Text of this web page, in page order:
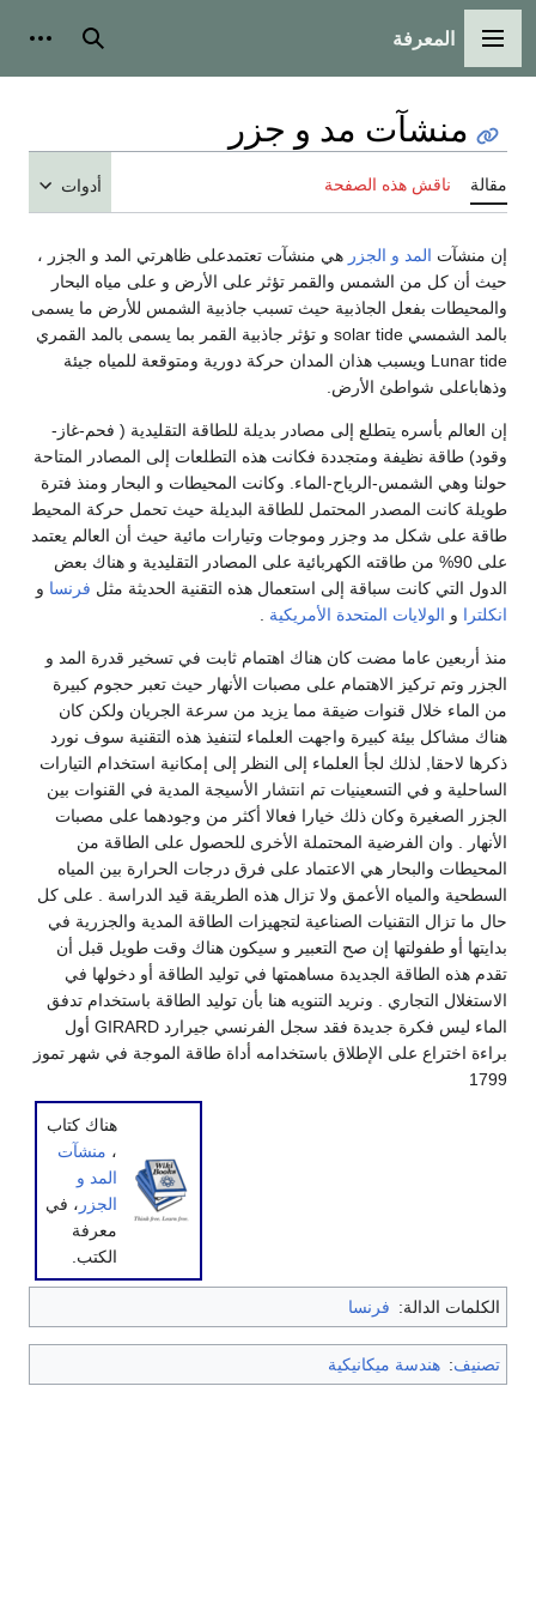
القائمة الرئيسية
المعرفة بحث
منشآت مد و جزر
مقالة ناقش هذه الصفحة أدوات
إن منشآت المد و الجزر هي منشآت تعتمدعلى ظاهرتي المد و الجزر ،
حيث أن كل من الشمس والقمر تؤثر على الأرض و على مياه البحار
والمحيطات بفعل الجاذبية حيث تسبب جاذبية الشمس للأرض ما يسمى
بالمد الشمسي solar tide و تؤثر جاذبية القمر بما يسمى بالمد القمري
Lunar tide ويسبب هذان المدان حركة دورية ومتوقعة للمياه جيئة
وذهاباعلى شواطئ الأرض.
إن العالم بأسره يتطلع إلى مصادر بديلة للطاقة التقليدية ( فحم-غاز-
وقود) طاقة نظيفة ومتجددة فكانت هذه التطلعات إلى المصادر المتاحة
حولنا وهي الشمس-الرياح-الماء. وكانت المحيطات و البحار ومنذ فترة
طويلة كانت المصدر المحتمل للطاقة البديلة حيث تحمل حركة المحيط
طاقة على شكل مد وجزر وموجات وتيارات مائية حيث أن العالم يعتمد
على 90% من طاقته الكهربائية على المصادر التقليدية و هناك بعض
الدول التي كانت سباقة إلى استعمال هذه التقنية الحديثة مثل فرنسا و
انكلترا و الولايات المتحدة الأمريكية
منذ أربعين عاما مضت كان هناك اهتمام ثابت في تسخير قدرة المد و
الجزر وتم تركيز الاهتمام على مصبات الأنهار حيث تعبر حجوم كبيرة
من الماء خلال قنوات ضيقة مما يزيد من سرعة الجريان ولكن كان
هناك مشاكل بيئة كبيرة واجهت العلماء لتنفيذ هذه التقنية سوف نورد
ذكرها لاحقا, لذلك لجأ العلماء إلى النظر إلى إمكانية استخدام التيارات
الساحلية و في التسعينيات تم انتشار الأسيجة المدية في القنوات بين
الجزر الصغيرة وكان ذلك خيارا فعالا أكثر من وجودهما على مصبات
الأنهار . وان الفرضية المحتملة الأخرى للحصول على الطاقة من
المحيطات والبحار هي الاعتماد على فرق درجات الحرارة بين المياه
السطحية والمياه الأعمق ولا تزال هذه الطريقة قيد الدراسة . على كل
حال ما تزال التقنيات الصناعية لتجهيزات الطاقة المدية والجزرية في
بدايتها أو طفولتها إن صح التعبير و سيكون هناك وقت طويل قبل أن
تقدم هذه الطاقة الجديدة مساهمتها في توليد الطاقة أو دخولها في
الاستغلال التجاري . ونريد التنويه هنا بأن توليد الطاقة باستخدام تدفق
الماء ليس فكرة جديدة فقد سجل الفرنسي جيرارد GIRARD أول
براءة اختراع على الإطلاق باستخدامه أداة طاقة الموجة في شهر تموز
1799
هناك كتاب
، منشآت
المد و
الجزر ، في
معرفة
الكتب.
الكلمات الدالة: فرنسا
تصنيف: هندسة ميكانيكية